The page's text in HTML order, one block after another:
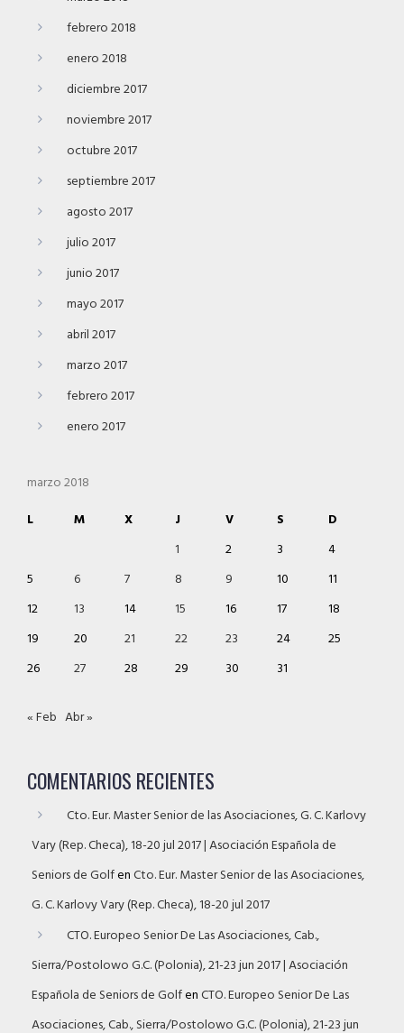
febrero 2018
enero 2018
diciembre 2017
noviembre 2017
octubre 2017
septiembre 2017
agosto 2017
julio 2017
junio 2017
mayo 2017
abril 2017
marzo 2017
febrero 2017
enero 2017
marzo 2018
L
M X J V S
D
1
2 3
4
5
6 7 8 9 10
11
12
13 14 15 16 17
18
19
20 21 22 23 24
25
26
27 28 29 30 31
« Feb Abr »
COMENTARIOS RECIENTES
Cto. Eur. Master Senior de las Asociaciones, G. C. Karlovy
Vary (Rep. Checa), 18-20 jul 2017 | Asociación Española de
Seniors de GolfenCto. Eur. Master Senior de las Asociaciones,
G. C. Karlovy Vary (Rep. Checa), 18-20 jul 2017
CTO. Europeo Senior De Las Asociaciones, Cab.,
Sierra/Postolowo G.C. (Polonia), 21-23 jun 2017 | Asociación
Española de Seniors de GolfenCTO. Europeo Senior De Las
Asociaciones, Cab., Sierra/Postolowo G.C. (Polonia), 21-23 jun